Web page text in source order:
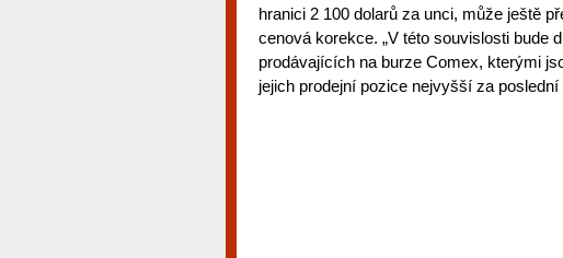
hranici 2 100 dolarů za unci, může ještě
cenová korekce. „V této souvislosti bude
prodávajících na burze Comex, kterými
jejich prodejní pozice nejvyšší za